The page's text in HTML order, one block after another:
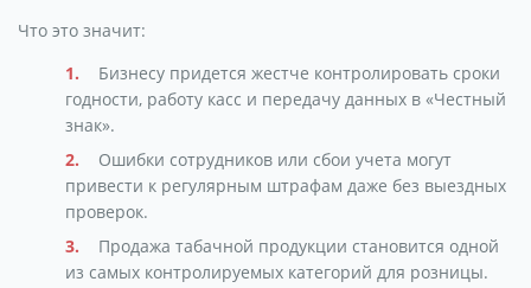
Что это значит:
Бизнесу придется жестче контролировать сроки
годности, работу касс и передачу данных в «Честный
знак».
Ошибки сотрудников или сбои учета могут
привести к регулярным штрафам даже без выездных
проверок.
Продажа табачной продукции становится одной
из самых контролируемых категорий для розницы.